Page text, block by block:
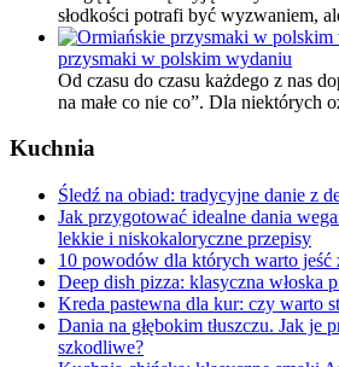
słodkości potrafi być wyzwaniem,
przysmaki w polskim wydaniu
Od czasu do czasu każdego z nas
na małe co nie co”. Dla niektórych
Kuchnia
Śledź na obiad: tradycyjne danie z
Jak przygotować idealne dania
lekkie i niskokaloryczne przepisy
10 powodów dla których warto jeść
Deep dish pizza: klasyczna włoska
Kreda pastewna dla kur: czy warto
Dania na głębokim tłuszczu. Jak je
szkodliwe?